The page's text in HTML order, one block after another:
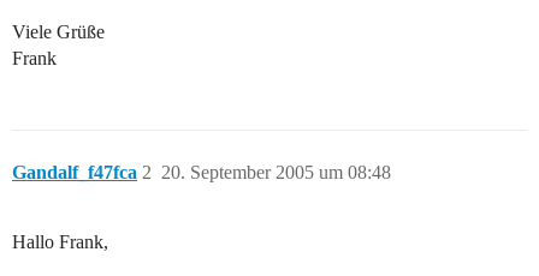
Viele Grüße
Frank
Gandalf_f47fca 20. September 2005 um 08:48
2
Hallo Frank,